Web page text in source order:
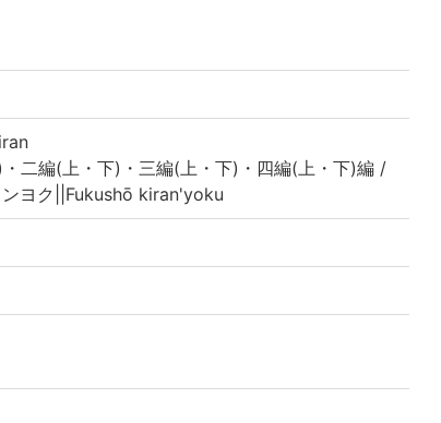
二編(上・下)・三編(上・下)・四編(上・下)編 /
ヨク||Fukushō kiran'yoku